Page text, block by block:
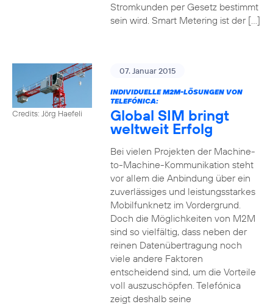
Stromkunden per Gesetz bestimmt
sein wird. Smart Metering ist der […]
Credits: Jörg Haefeli
07. Januar 2015
INDIVIDUELLE M2M-LÖSUNGEN VON
TELEFÓNICA:
Global SIM bringt
weltweit Erfolg
Bei vielen Projekten der Machine-
to-Machine-Kommunikation steht
vor allem die Anbindung über ein
zuverlässiges und leistungsstarkes
Mobilfunknetz im Vordergrund.
Doch die Möglichkeiten von M2M
sind so vielfältig, dass neben der
reinen Datenübertragung noch
viele andere Faktoren
entscheidend sind, um die Vorteile
voll auszuschöpfen. Telefónica
zeigt deshalb seine